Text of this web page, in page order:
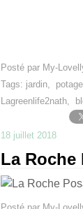
Posté par My-
Tags: jardin,
Lagreenlife2nath,
18 juillet 2018
La Roche